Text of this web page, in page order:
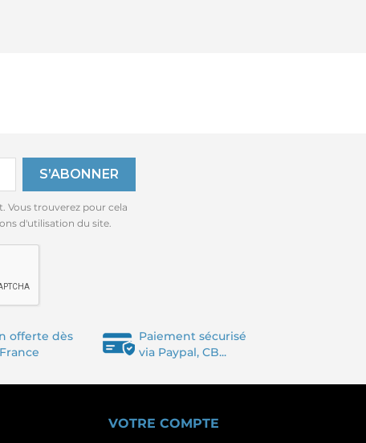
Vous trouverez pour cela
d'utilisation du site.
offerte dès
Paiement sécurisé
via Paypal, CB...
VOTRE COMPTE